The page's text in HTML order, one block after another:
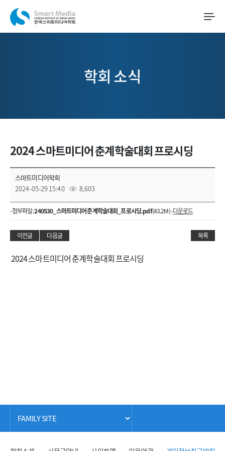
학회 소식
2024 스마트미디어 춘계학술대회 프로시딩
스마트미디어학회
2024-05-29 15:40
8,603
- 첨부파일 :240530_스마트미디어 춘계학술대회_프로시딩.pdf(43.2M) -다운로드
이전글 다음글 목록
2024 스마트미디어 춘계학술대회 프로시딩